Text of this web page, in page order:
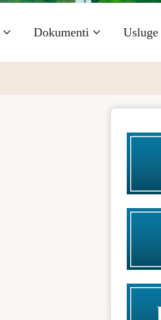
Dokumenti Usluge